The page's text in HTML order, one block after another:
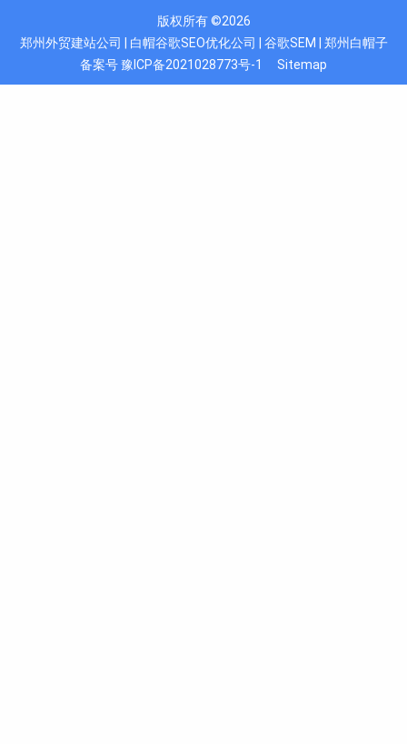
版权所有 ©2026
郑州外贸建站公司 | 白帽谷歌SEO优化公司 | 谷歌SEM | 郑州白帽子
备案号 豫ICP备2021028773号-1
Sitemap